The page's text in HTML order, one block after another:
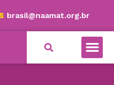
brasil@naamat.org.br